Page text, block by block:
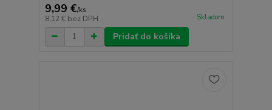
9,99 €/ks
8,12 € bez DPH Skladom
Pridať do košíka